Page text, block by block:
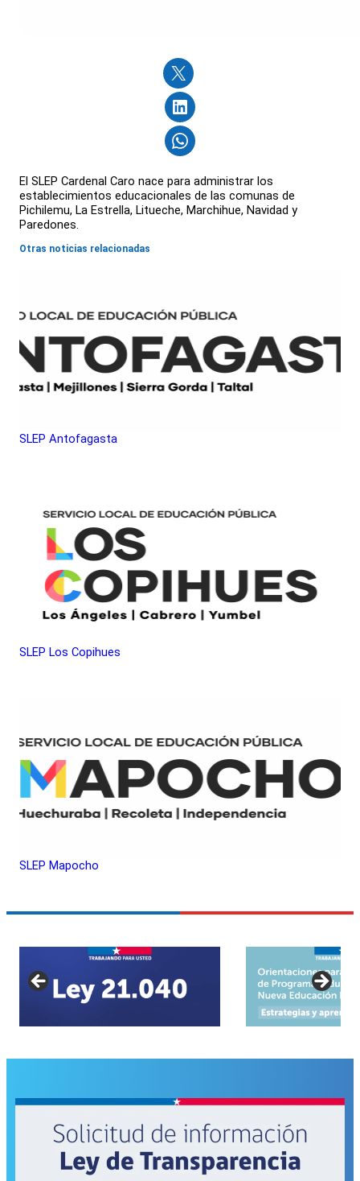
El SLEP Cardenal Caro nace para administrar los
establecimientos educacionales de las comunas de
Pichilemu, La Estrella, Litueche, Marchihue, Navidad y
Paredones.
Otras noticias relacionadas
SLEP Antofagasta
SLEP Los Copihues
SLEP Mapocho